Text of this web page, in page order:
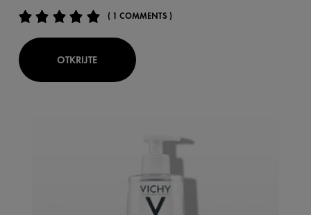
( 1 COMMENTS )
OTKRIJTE